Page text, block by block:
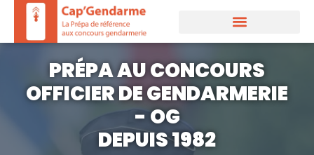
contenu
PRÉPA AU CONCOURS
OFFICIER DE GENDARMERIE
- OG
DEPUIS 1982